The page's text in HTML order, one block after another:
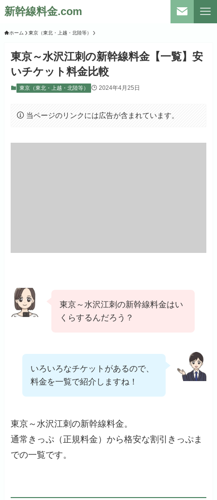
新幹線料金.com
ホーム 東京（東北・上越・北陸等）
東京～水沢江刺の新幹線料金【一覧】安
いチケット料金比較
東京（東北・上越・北陸等） 2024年4月25日
当ページのリンクには広告が含まれています。
東京～水沢江刺の新幹線料金はい
くらするんだろう？
いろいろなチケットがあるので、
料金を一覧で紹介しますね！
東京～水沢江刺の新幹線料金。
通常きっぷ（正規料金）から格安な割引きっぷま
での一覧です。